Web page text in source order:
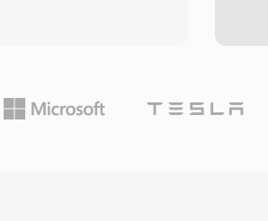
und wird von
mit
reichhaltiges